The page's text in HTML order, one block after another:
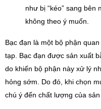
như bị “kéo” sang bên
không theo ý muốn.
Bạc đạn là một bộ phận
tạp. Bạc đạn được sản xuất
do khiến bộ phận này xử lý
hỏng sớm. Do đó, khi chọn
chú ý đến chất lượng của